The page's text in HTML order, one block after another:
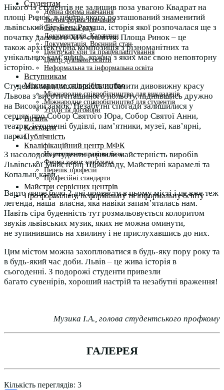
Студентам
Денна форма навчання
Заочна форма навчання
Студентська рада
Документація. Карантин
Документація. Воєнний стан
Центр кар’єри та працевлаштування
Центр дуальної освіти
Неформальна та інформальна освіта
Вступникам
Міжнародне співробітництво
Міжнародне співробітництво для викладачів
Міжнародне співробітництво для студентів
Угоди та договори
Вісник
Контакти
Публічність
Кваліфікаційний центр МФК
Нормативно-правова база
Форма заяви здобувача
Перелік професій
Професійні стандарти
Майстри сервісних центрів
Про формальну, неформальну та інформальну освіту
Нікого із студентів не залишив поза увагою Квадрат на
площі Ринок, в центріякого розташований знаменитий
львівський Біг-Бен; Ратуша, історія якої розпочалася ще з
початку далекого ХІV століття. Площа Ринок – це
також архітектурна композиція з різноманітних та
унікальних кам’яниць, кожна з якихмає свою неповторну
історію.
Студенти мали можливість побачити дивовижну красу
Львова з висотипташиного польоту, піднявшись дружно
на Високий замок.Незабутні спогади залишилися у
серцях про Собор Святого Юра, Собор Святої Анни,
театри, історичні будівлі, пам’ятники, музеї, кав’ярні,
парки.
З насолодою студенти оцінили майстерність виробів
Львівської МайстерніШоколаду, Майстерні карамелі та
Копальні кави.
Варто лише було 2 дні провести в цьому місті і це вже теж
легенда, наша власна, яка навіки запам’яталась нам.
Навіть сіра буденність тутрозмальовується колоритом
звуків львівських музик, яких не можна оминути,
не зупинившись на хвилину і не прислухавшись до них.
Цим містом можна захоплюватися в будь-яку пору року та
в будь-який час доби. Львів – це жива історія в
сьогоденні. З подорожі студенти привезли
багато сувенірів, хороший настрій та незабутні враження!
Музика І.А., голова студентського профкому
ГАЛЕРЕЯ
Кількість переглядів: 3